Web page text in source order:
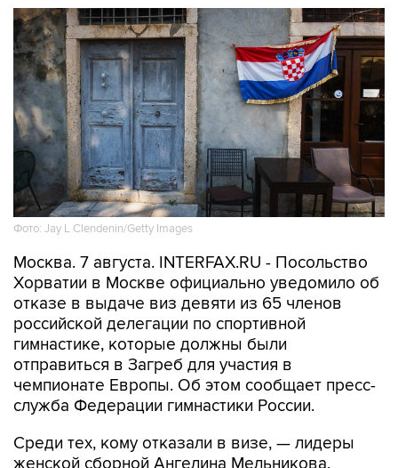
Фото: Jay L Clendenin/Getty Images
Москва. 7 августа. INTERFAX.RU - Посольство
Хорватии в Москве официально уведомило об
отказе в выдаче виз девяти из 65 членов
российской делегации по спортивной
гимнастике, которые должны были
отправиться в Загреб для участия в
чемпионате Европы. Об этом сообщает пресс-
служба Федерации гимнастики России.
Среди тех, кому отказали в визе, — лидеры